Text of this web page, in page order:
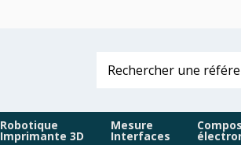
Robotique
Imprimante 3D
Mesure
Interfaces